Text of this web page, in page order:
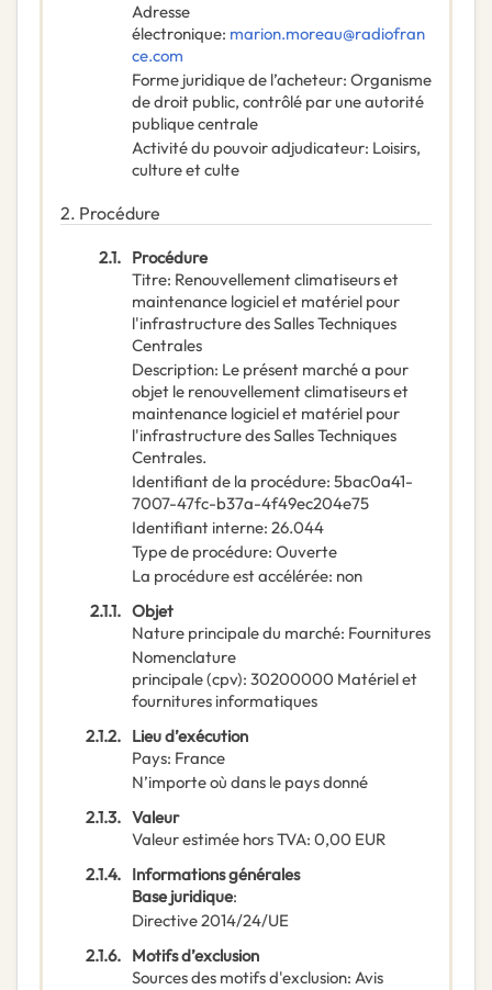
Adresse
électronique: marion.moreau@radiofran
ce.com
Forme juridique de l’acheteur: Organisme
de droit public, contrôlé par une autorité
publique centrale
Activité du pouvoir adjudicateur: Loisirs,
culture et culte
2. Procédure
2.1. Procédure
Titre: Renouvellement climatiseurs et
maintenance logiciel et matériel pour
l'infrastructure des Salles Techniques
Centrales
Description: Le présent marché a pour
objet le renouvellement climatiseurs et
maintenance logiciel et matériel pour
l'infrastructure des Salles Techniques
Centrales.
Identifiant de la procédure: 5bac0a41-
7007-47fc-b37a-4f49ec204e75
Identifiant interne: 26.044
Type de procédure: Ouverte
La procédure est accélérée: non
2.1.1. Objet
Nature principale du marché: Fournitures
Nomenclature
principale(cpv): 30200000 Matériel et
fournitures informatiques
2.1.2. Lieu d’exécution
Pays: France
N’importe où dans le pays donné
2.1.3. Valeur
Valeur estimée hors TVA: 0,00 EUR
2.1.4. Informations générales
Base juridique:
Directive 2014/24/UE
2.1.6. Motifs d’exclusion
Sources des motifs d'exclusion: Avis